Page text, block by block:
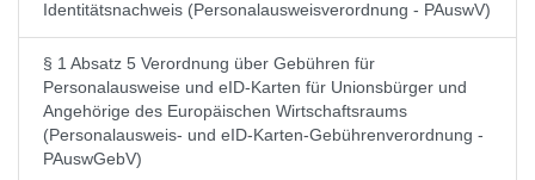
Identitätsnachweis (Personalausweisverordnung - PAuswV)
§ 1 Absatz 5 Verordnung über Gebühren für
Personalausweise und eID-Karten für Unionsbürger und
Angehörige des Europäischen Wirtschaftsraums
(Personalausweis- und eID-Karten-Gebührenverordnung -
PAuswGebV)